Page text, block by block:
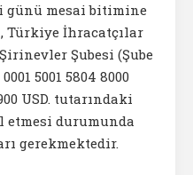
günü mesai bitimine
Türkiye İhracatçılar
Şubesi (Şube
5001 5804 8000
USD. tutarındaki
etmesi durumunda
gerekmektedir.